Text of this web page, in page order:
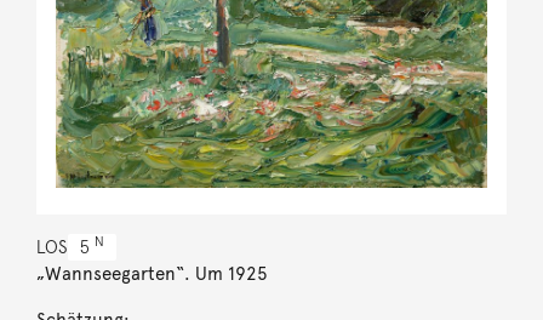
LOS 5 N
„Wannseegarten“. Um 1925